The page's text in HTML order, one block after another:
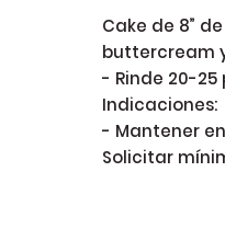
Cake de 8”
buttercream
- Rinde 20-25
Indicaciones:
- Mantener
Solicitar